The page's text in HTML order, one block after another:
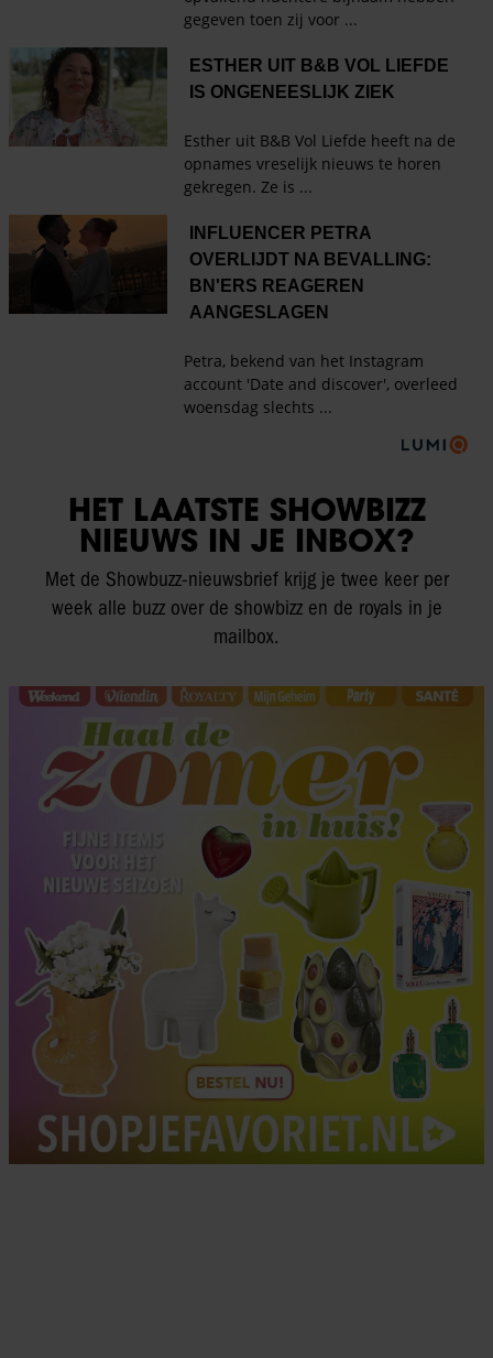
HET LAATSTE SHOWBIZZ
NIEUWS IN JE INBOX?
Met de Showbuzz-nieuwsbrief krijg je twee keer per
week alle buzz over de showbizz en de royals in je
mailbox.